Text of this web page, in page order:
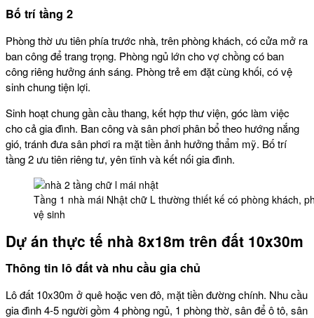
Bố trí tầng 2
Phòng thờ ưu tiên phía trước nhà, trên phòng khách, có cửa mở ra
ban công để trang trọng. Phòng ngủ lớn cho vợ chồng có ban
công riêng hưởng ánh sáng. Phòng trẻ em đặt cùng khối, có vệ
sinh chung tiện lợi.
Sinh hoạt chung gần cầu thang, kết hợp thư viện, góc làm việc
cho cả gia đình. Ban công và sân phơi phân bổ theo hướng nắng
gió, tránh đưa sân phơi ra mặt tiền ảnh hưởng thẩm mỹ. Bố trí
tầng 2 ưu tiên riêng tư, yên tĩnh và kết nối gia đình.
Tầng 1 nhà mái Nhật chữ L thường thiết kế có phòng khách,
vệ sinh
Dự án thực tế nhà 8x18m trên đất 10x30m
Thông tin lô đất và nhu cầu gia chủ
Lô đất 10x30m ở quê hoặc ven đô, mặt tiền đường chính. Nhu cầu
gia đình 4-5 người gồm 4 phòng ngủ, 1 phòng thờ, sân để ô tô, sân